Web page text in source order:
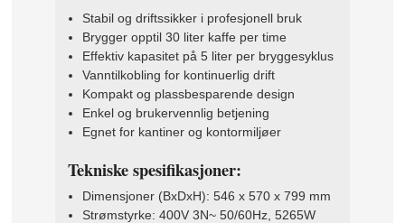
Stabil og driftssikker i profesjonell bruk
Brygger opptil 30 liter kaffe per time
Effektiv kapasitet på 5 liter per bryggesyklus
Vanntilkobling for kontinuerlig drift
Kompakt og plassbesparende design
Enkel og brukervennlig betjening
Egnet for kantiner og kontormiljøer
Tekniske spesifikasjoner:
Dimensjoner (BxDxH): 546 x 570 x 799 mm
Strømstyrke: 400V 3N~ 50/60Hz, 5265W